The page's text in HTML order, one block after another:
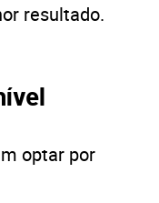
resultado.
optar por